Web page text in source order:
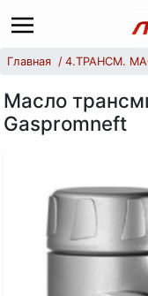
Главная 4.ТРАНСМ.
Масло
Gaspromneft